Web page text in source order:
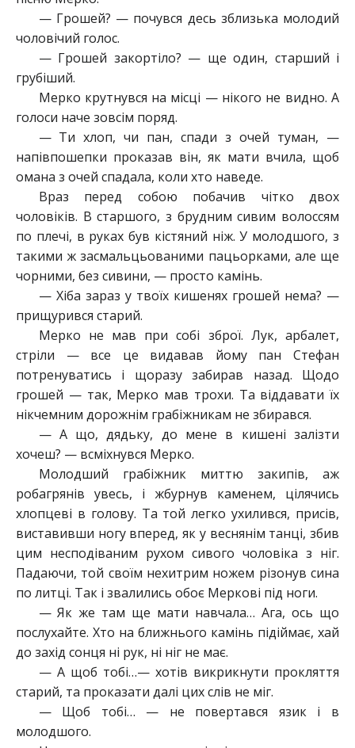
— Грошей? — почувся десь зблизька молодий
чоловічий голос.
— Грошей закортіло? — ще один, старший і
грубіший.
Мерко крутнувся на місці — нікого не видно. А
голоси наче зовсім поряд.
— Ти хлоп, чи пан, спади з очей туман, —
напівпошепки проказав він, як мати вчила, щоб
омана з очей спадала, коли хто наведе.
Враз перед собою побачив чітко двох
чоловіків. В старшого, з брудним сивим волоссям
по плечі, в руках був кістяний ніж. У молодшого, з
такими ж засмальцьованими пацьорками, але ще
чорними, без сивини, — просто камінь.
— Хіба зараз у твоїх кишенях грошей нема? —
прищурився старий.
Мерко не мав при собі зброї. Лук, арбалет,
стріли — все це видавав йому пан Стефан
потренуватись і щоразу забирав назад. Щодо
грошей — так, Мерко мав трохи. Та віддавати їх
нікчемним дорожнім грабіжникам не збирався.
— А що, дядьку, до мене в кишені залізти
хочеш? — всміхнувся Мерко.
Молодший грабіжник миттю закипів, аж
робагрянів увесь, і жбурнув каменем, цілячись
хлопцеві в голову. Та той легко ухилився, присів,
виставивши ногу вперед, як у веснянім танці, збив
цим несподіваним рухом сивого чоловіка з ніг.
Падаючи, той своїм нехитрим ножем різонув сина
по литці. Так і звалились обоє Меркові під ноги.
— Як же там ще мати навчала… Ага, ось що
послухайте. Хто на ближнього камінь підіймає, хай
до захід сонця ні рук, ні ніг не має.
— А щоб тобі…— хотів викрикнути прокляття
старий, та проказати далі цих слів не міг.
— Щоб тобі… — не повертався язик і в
молодшого.